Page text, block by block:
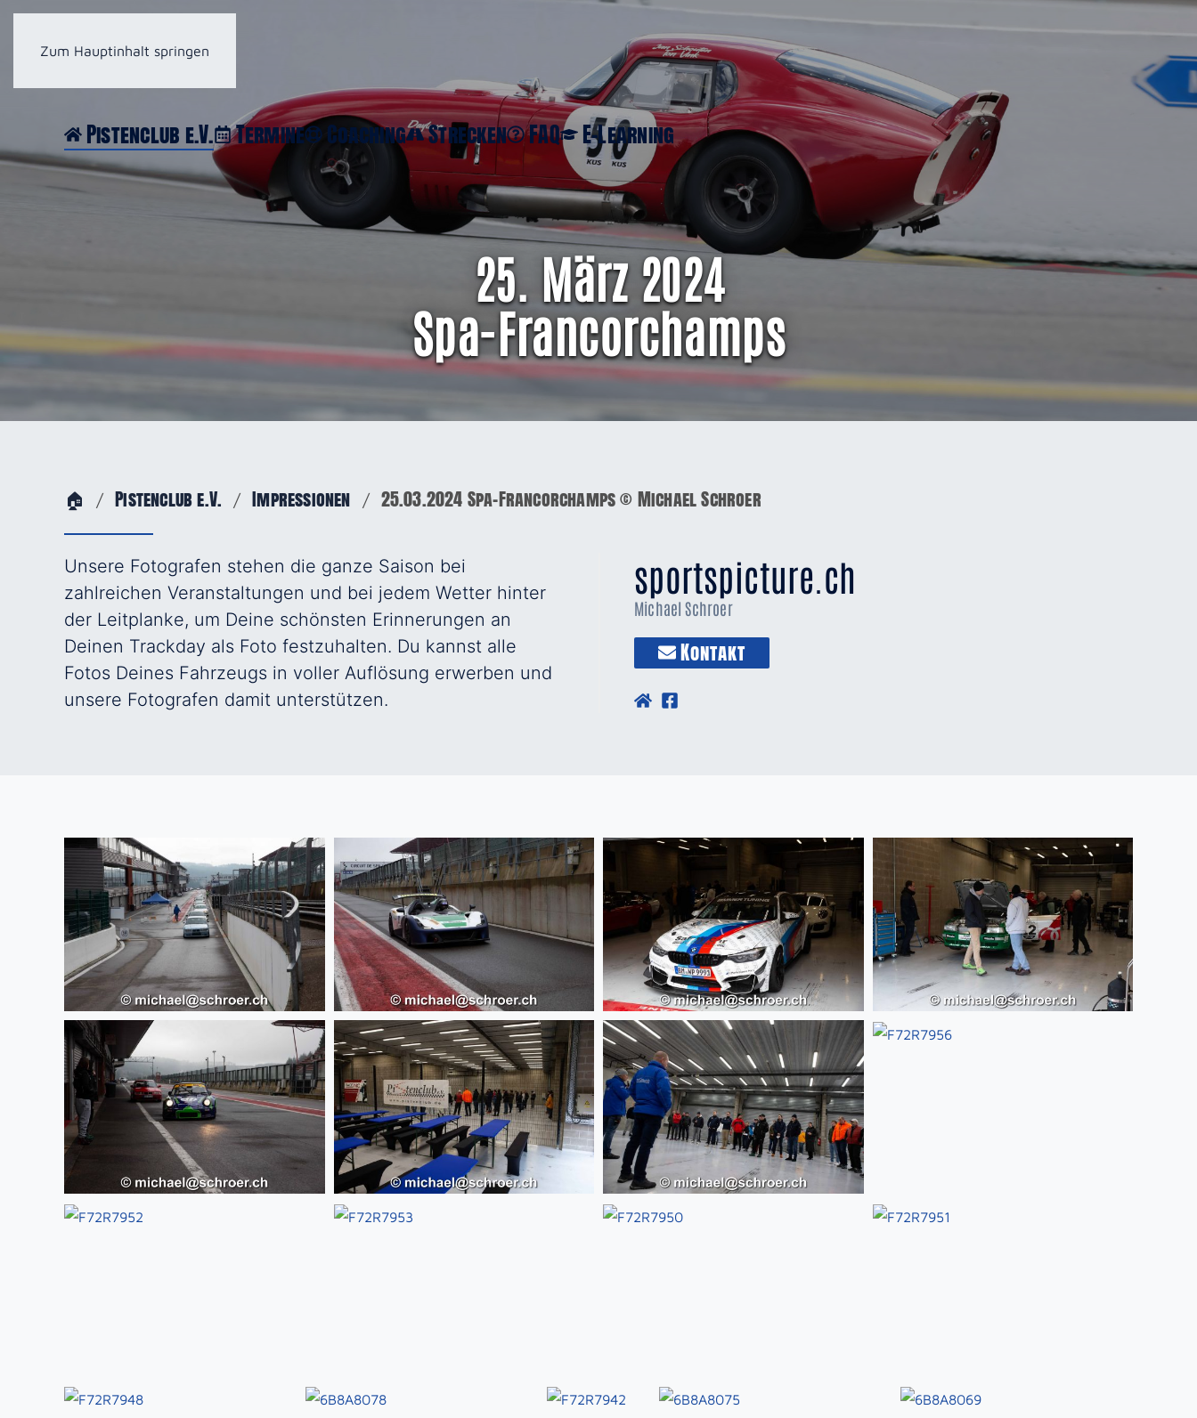
Zum Hauptinhalt springen DE Anmelden / Registrieren
Pistenclub e.V. Termine Coaching Strecken FAQ E-Learning
25. März 2024
Spa-Francorchamps
🏠 Pistenclub e.V. Impressionen 25.03.2024 Spa-Francorchamps © Michael Schroer
Unsere Fotografen stehen die ganze Saison bei
zahlreichen Veranstaltungen und bei jedem Wetter hinter
der Leitplanke, um Deine schönsten Erinnerungen an
Deinen Trackday als Foto festzuhalten. Du kannst alle
Fotos Deines Fahrzeugs in voller Auflösung erwerben und
unsere Fotografen damit unterstützen.
sportspicture.ch
Michael Schroer
Kontakt